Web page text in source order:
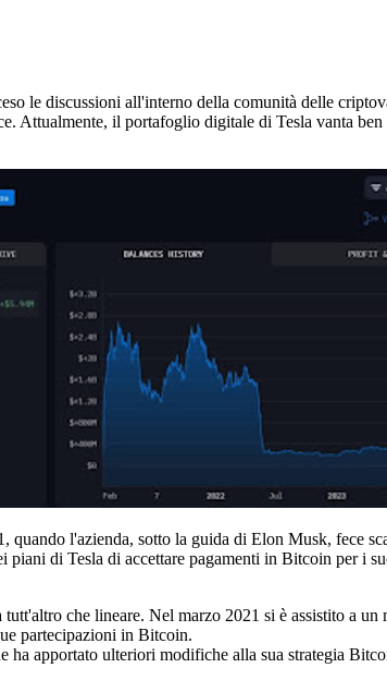
le discussioni all'interno della comunità delle
Attualmente, il portafoglio digitale di Tesla vanta
l'azienda, sotto la guida di Elon Musk, fece
piani di Tesla di accettare pagamenti in Bitcoin per i
che lineare. Nel marzo 2021 si è assistito a
partecipazioni in Bitcoin.
ha apportato ulteriori modifiche alla sua strategia